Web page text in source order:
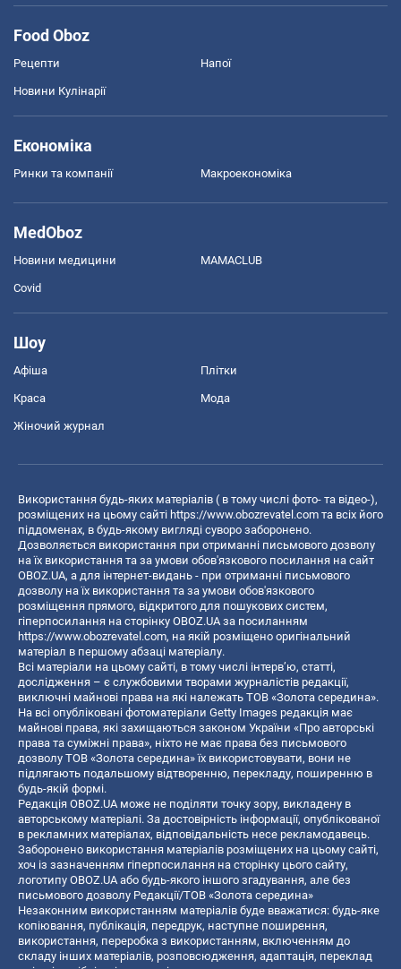
Food Oboz
Рецепти Напої
Новини Кулінарії
Економіка
Ринки та компанії Макроекономіка
MedOboz
Новини медицини MAMACLUB
Covid
Шоу
Афіша Плітки
Краса Мода
Жіночий журнал
Використання будь-яких матеріалів ( в тому числі фото- та відео-),
розміщених на цьому сайті https://www.obozrevatel.com та всіх його
піддоменах, в будь-якому вигляді суворо заборонено.
Дозволяється використання при отриманні письмового дозволу
на їх використання та за умови обов'язкового посилання на сайт
OBOZ.UA, а для інтернет-видань - при отриманні письмового
дозволу на їх використання та за умови обов'язкового
розміщення прямого, відкритого для пошукових систем,
гіперпосилання на сторінку OBOZ.UA за посиланням
https://www.obozrevatel.com, на якій розміщено оригінальний
матеріал в першому абзаці матеріалу.
Всі матеріали на цьому сайті, в тому числі інтерв’ю, статті,
дослідження – є службовими творами журналістів редакції,
виключні майнові права на які належать ТОВ «Золота середина».
На всі опубліковані фотоматеріали Getty Images редакція має
майнові права, які захищаються законом України «Про авторські
права та суміжні права», ніхто не має права без письмового
дозволу ТОВ «Золота середина» їх використовувати, вони не
підлягають подальшому відтворенню, перекладу, поширенню в
будь-якій формі.
Редакція OBOZ.UA може не поділяти точку зору, викладену в
авторському матеріалі. За достовірність інформації, опублікованої
в рекламних матеріалах, відповідальність несе рекламодавець.
Заборонено використання матеріалів розміщених на цьому сайті,
хоч із зазначенням гіперпосилання на сторінку цього сайту,
логотипу OBOZ.UA або будь-якого іншого згадування, але без
письмового дозволу Редакції/ТОВ «Золота середина»
Незаконним використанням матеріалів буде вважатися: будь-яке
копiювання, публiкацiя, передрук, наступне поширення,
використання, переробка з використанням, включенням до
складу інших матеріалів, розповсюдження, адаптація, переклад